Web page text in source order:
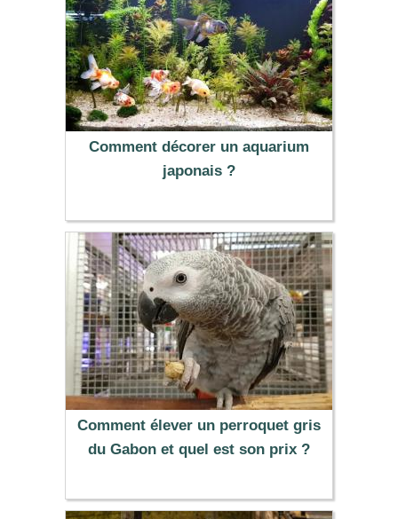
Comment décorer un aquarium
japonais ?
Comment élever un perroquet gris
du Gabon et quel est son prix ?